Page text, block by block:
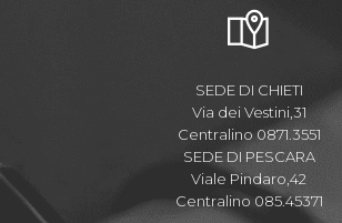
SEDE DI CHIETI
Via dei Vestini,31
Centralino 0871.3551
SEDE DI PESCARA
Viale Pindaro,42
Centralino 085.45371